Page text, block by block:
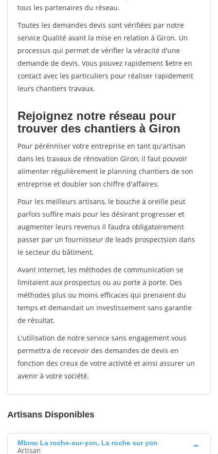
tous les partenaires du réseau.
Toutes les demandes devis sont vérifiées par notre
service Qualité avant la mise en relation à Giron. Un
processus qui permet de vérifier la véracité d'une
demande de devis. Vous pouvez rapidement $etre en
contact avec les particuliers pour réaliser rapidement
leurs chantiers travaux.
Rejoignez notre réseau pour
trouver des chantiers à Giron
Pour pérénniser votre entreprise en tant qu'artisan
dans les travaux de rénovation Giron, il faut pouvoir
alimenter régulièrement le planning chantiers de son
entreprise et doubler son chiffre d'affaires.
Pour les meilleurs artisans, le bouche à oreille peut
parfois suffire mais pour les désirant progresser et
augmenter leurs revenus il faudra obligatoirement
passer par un fournisseur de leads prospectsion dans
le secteur du bâtiment.
Avant internet, les méthodes de communication se
limitaient aux prospectus ou au porte à porte. Des
méthodes plus ou moins efficaces qui prenaient du
temps et demandait un investissement sans garantie
de résultat.
L'utilisation de notre service sans engagement vous
permettra de recevoir des demandes de devis en
fonction des creux de votre activité et ainsi assurer un
avenir à votre société.
Artisans Disponibles
Mbmo La roche-sur-yon, La roche sur yon
Artisan